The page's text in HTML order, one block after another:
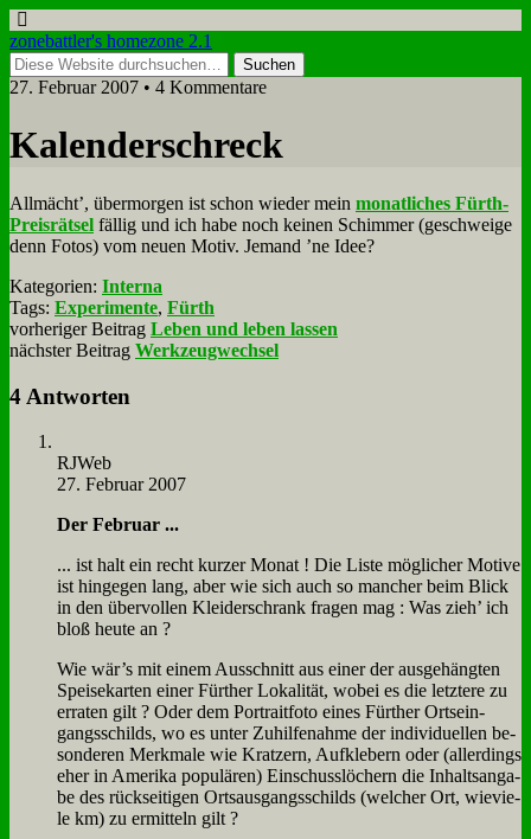
zonebattler's homezone 2.1
27. Februar 2007 • 4 Kommentare
Ka­len­der­schreck
All­mächt’, über­mor­gen ist schon wie­der mein mo­nat­li­ches Fürth-
Preis­rät­sel fäl­lig und ich ha­be noch kei­nen Schim­mer (ge­schwei­ge
denn Fo­tos) vom neu­en Mo­tiv. Je­mand ’ne Idee?
Kategorien: Interna
Tags: Experimente, Fürth
vorheriger Beitrag Leben und leben lassen
nächster Beitrag Werkzeugwechsel
4 Antworten
RJ­Web
27. Februar 2007
Der Fe­bru­ar ...
... ist halt ein recht kur­zer Mo­nat ! Die Li­ste mög­li­cher Mo­ti­ve
ist hin­ge­gen lang, aber wie sich auch so man­cher beim Blick
in den über­vol­len Klei­der­schrank fra­gen mag : Was zieh’ ich
bloß heu­te an ?
Wie wär’s mit ei­nem Aus­schnitt aus ei­ner der aus­ge­häng­ten
Spei­se­kar­ten ei­ner Für­ther Lo­ka­li­tät, wo­bei es die letz­te­re zu
er­ra­ten gilt ? Oder dem Por­trait­fo­to ei­nes Für­ther Orts­ein­
gangs­schilds, wo es un­ter Zu­hil­fe­nah­me der in­di­vi­du­el­len be­
son­de­ren Merk­ma­le wie Krat­zern, Auf­kle­bern oder (al­ler­dings
eher in Ame­ri­ka po­pu­lä­ren) Ein­schuss­lö­chern die In­halts­an­ga­
be des rück­sei­ti­gen Orts­aus­gangs­schilds (wel­cher Ort, wie­vie­
le km) zu er­mit­teln gilt ?